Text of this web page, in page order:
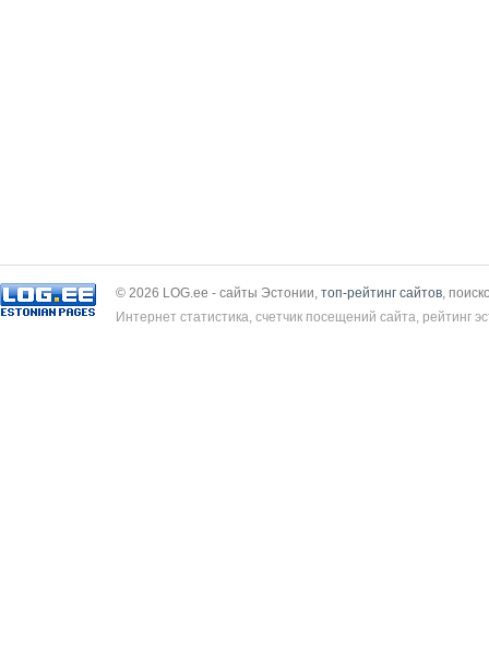
© 2026 LOG.ee - сайты Эстонии, топ-рейтинг сайтов ,
Интернет статистика, счетчик посещений сайта, рейтинг